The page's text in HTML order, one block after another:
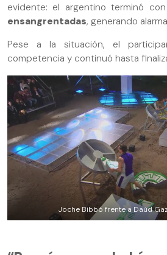
evidente: el argentino terminó
ensangrentadas, generando
Pese a la situación, el
competencia y continuó hasta
Joche Bibbó frente a Daúd